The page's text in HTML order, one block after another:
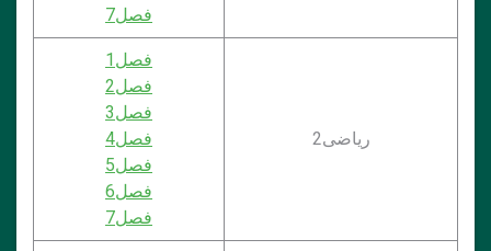
فصل7
ریاضی2
فصل1
فصل2
فصل3
فصل4
فصل5
فصل6
فصل7